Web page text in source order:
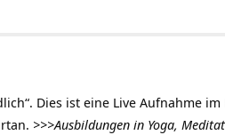
Dies ist eine Live Aufnahme
>>>Ausbildungen in Yoga,